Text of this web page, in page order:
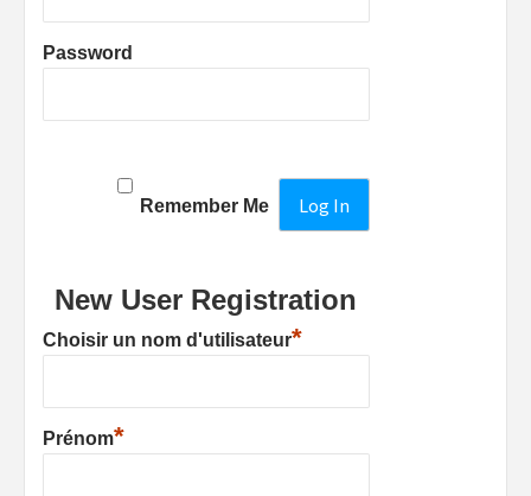
Password
Remember Me
New User Registration
Choisir un nom d'utilisateur*
Prénom*